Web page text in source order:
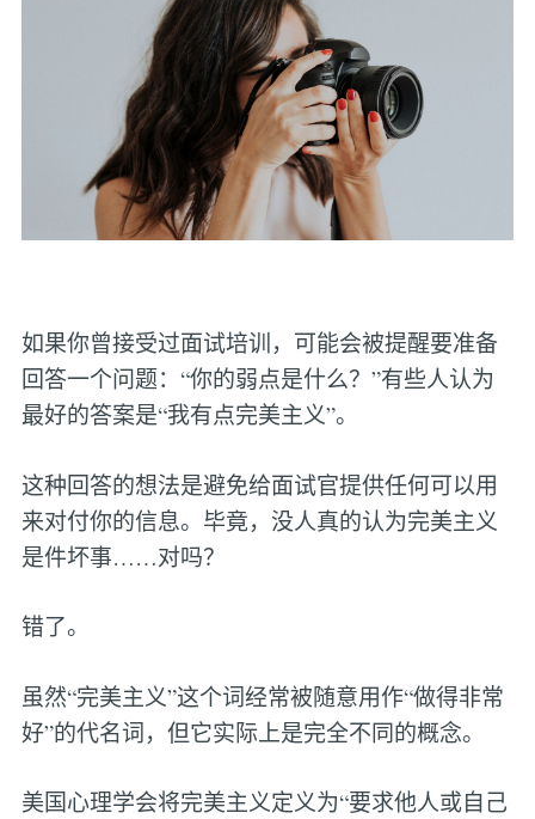
如果你曾接受过面试培训，可能会被提醒要准备
回答一个问题：“你的弱点是什么？”有些人认为
最好的答案是“我有点完美主义”。
这种回答的想法是避免给面试官提供任何可以用
来对付你的信息。毕竟，没人真的认为完美主义
是件坏事……对吗？
错了。
虽然“完美主义”这个词经常被随意用作“做得非常
好”的代名词，但它实际上是完全不同的概念。
美国心理学会将完美主义定义为“要求他人或自己